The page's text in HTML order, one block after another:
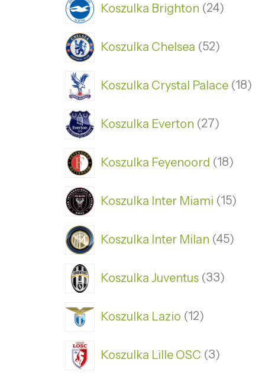
Koszulka Brighton 24
Koszulka Chelsea 52
Koszulka Crystal Palace 18
Koszulka Everton 27
Koszulka Feyenoord 18
Koszulka Inter Miami 15
Koszulka Inter Milan 45
Koszulka Juventus 33
Koszulka Lazio 12
Koszulka Lille OSC 3